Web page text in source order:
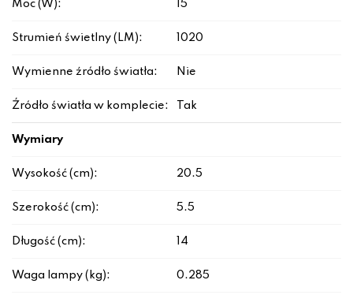
Moc (W): 15
Strumień świetlny (LM): 1020
Wymienne źródło światła: Nie
Źródło światła w komplecie: Tak
Wymiary
Wysokość (cm): 20.5
Szerokość (cm): 5.5
Długość (cm): 14
Waga lampy (kg): 0.285